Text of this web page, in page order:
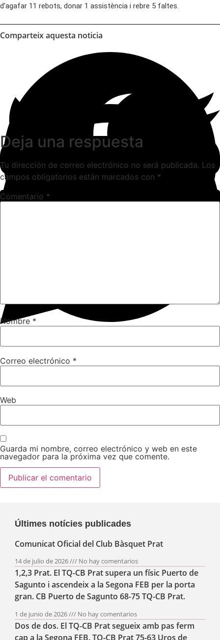
d’agafar 11 rebots, donar 1 assistència i rebre 5 faltes.
Comparteix aquesta noticia
WhatsApp
Deja una respuesta
Tu dirección de correo electrónico no será publicada. Los
campos obligatorios están marcados con *
Comentario *
Nombre *
Correo electrónico *
Web
Guarda mi nombre, correo electrónico y web en este
navegador para la próxima vez que comente.
Últimes notícies publicades
Comunicat Oficial del Club Bàsquet Prat
14 de julio de 2026 No hay comentarios
1,2,3 Prat. El TQ-CB Prat supera un físic Puerto de
Sagunto i ascendeix a la Segona FEB per la porta
gran. CB Puerto de Sagunto 68-75 TQ-CB Prat.
1 de junio de 2026 No hay comentarios
Dos de dos. El TQ-CB Prat segueix amb pas ferm
cap a la Segona FEB. TQ-CB Prat 75-63 Uros de